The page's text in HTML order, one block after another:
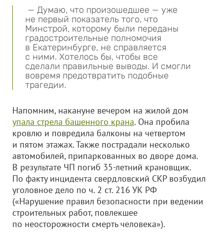
— Думаю, что произошедшее — уже
не первый показатель того, что
Минстрой, которому были переданы
градостроительные полномочия
в Екатеринбурге, не справляется
с ними. Хотелось бы, чтобы все
сделали правильные выводы. И смогли
вовремя предотвратить подобные
трагедии.
Напомним, накануне вечером на жилой дом
упала стрела башенного крана. Она пробила
кровлю и повредила балконы на четвертом
и пятом этажах. Также пострадали несколько
автомобилей, припаркованных во дворе дома.
В результате ЧП погиб 35-летний крановщик.
По факту инцидента свердловский СКР возбудил
уголовное дело по ч. 2 ст. 216 УК РФ
(«Нарушение правил безопасности при ведении
строительных работ, повлекшее
по неосторожности смерть человека»).